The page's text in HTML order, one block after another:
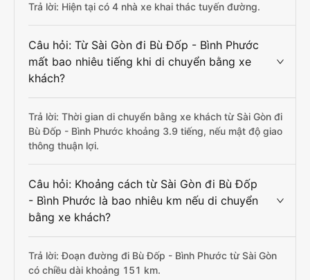
Trả lời: Hiện tại có 4 nhà xe khai thác tuyến đường.
Câu hỏi: Từ Sài Gòn đi Bù Đốp - Bình Phước
mất bao nhiêu tiếng khi di chuyển bằng xe
khách?
Trả lời: Thời gian di chuyển bằng xe khách từ Sài Gòn đi
Bù Đốp - Bình Phước khoảng 3.9 tiếng, nếu mật độ giao
thông thuận lợi.
Câu hỏi: Khoảng cách từ Sài Gòn đi Bù Đốp
- Bình Phước là bao nhiêu km nếu di chuyển
bằng xe khách?
Trả lời: Đoạn đường đi Bù Đốp - Bình Phước từ Sài Gòn
có chiều dài khoảng 151 km.